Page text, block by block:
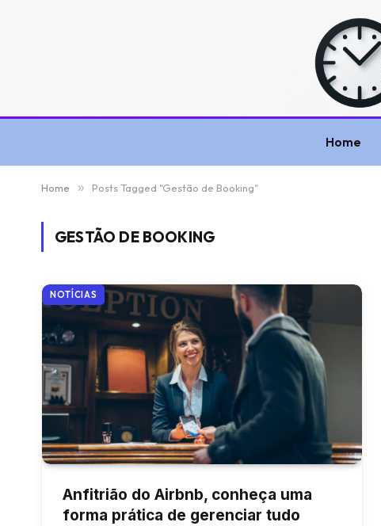
Home
Home » Posts Tagged "Gestão de Booking"
GESTÃO DE BOOKING
NOTÍCIAS
Anfitrião do Airbnb, conheça uma
forma prática de gerenciar tudo